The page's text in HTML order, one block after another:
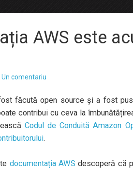
AWS este
Un comentariu
făcută open source și a fost
contribui cu ceva la
Codul de Conduită Amazon
.
documentația AWS descoperă că